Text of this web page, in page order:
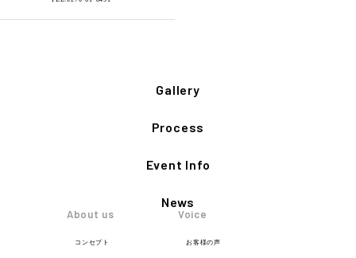
Gallery
Process
Event Info
News
About us
コンセプト
Voice
お客様の声